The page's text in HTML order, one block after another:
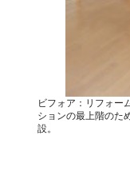
ビフォア：リフォー
ションの最上階のた
設。